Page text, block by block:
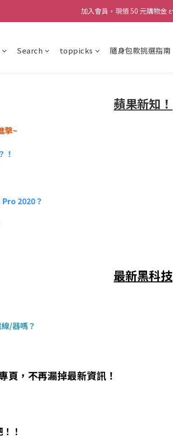
Search toppicks 隨身包款挑選指南
蘋果新知！
擊~
！
2020？
最新黑科技
/器嗎？
頁，不再漏掉最新資訊！
！